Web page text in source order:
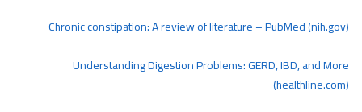
Chronic constipation: A review of literature – PubMed (nih.gov)
Understanding Digestion Problems: GERD, IBD, and More
(healthline.com)